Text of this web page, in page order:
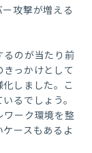
攻撃が増える
るのが当たり前
っかけとして
しました。こ
るでしょう。
ワーク環境を整
ースもあるよ